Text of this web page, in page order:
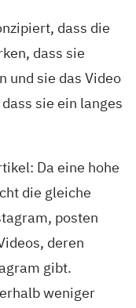
dass die
dass sie
und sie das Video
sie ein langes
Da eine hohe
die gleiche
posten
deren
gibt.
weniger